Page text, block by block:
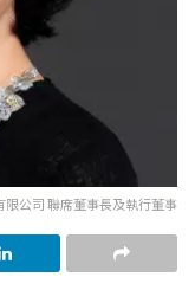
公司 聯席董事長及執行董事